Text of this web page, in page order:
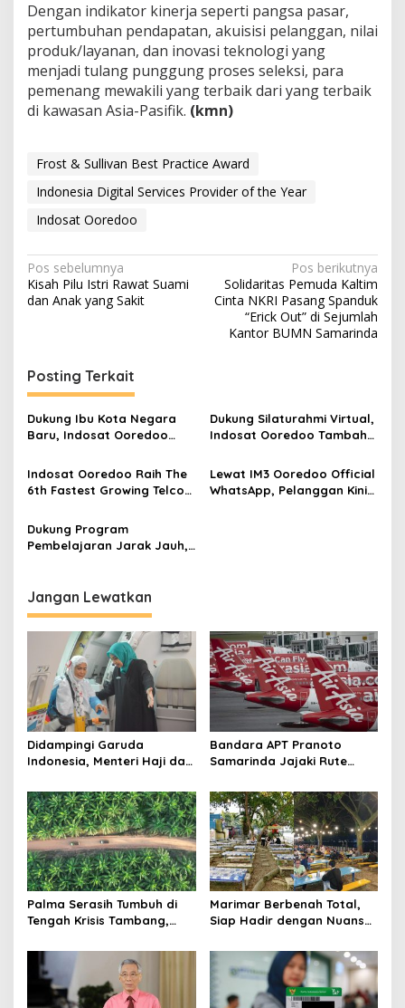
Dengan indikator kinerja seperti pangsa pasar,
pertumbuhan pendapatan, akuisisi pelanggan, nilai
produk/layanan, dan inovasi teknologi yang
menjadi tulang punggung proses seleksi, para
pemenang mewakili yang terbaik dari yang terbaik
di kawasan Asia-Pasifik. (kmn)
Frost & Sullivan Best Practice Award
Indonesia Digital Services Provider of the Year
Indosat Ooredoo
Navigasi
pos
Pos sebelumnya
Kisah Pilu Istri Rawat Suami
dan Anak yang Sakit
Pos berikutnya
Solidaritas Pemuda Kaltim
Cinta NKRI Pasang Spanduk
“Erick Out” di Sejumlah
Kantor BUMN Samarinda
Posting Terkait
Dukung Ibu Kota Negara
Baru, Indosat Ooredoo
Balikpapan
Dukung Silaturahmi Virtual,
Indosat Ooredoo Tambah
Berkualitas Video
Indosat Ooredoo Raih The
6th Fastest Growing Telco
Lewat IM3 Ooredoo Official
WhatsApp, Pelanggan Kini
Dukung Program
Pembelajaran Jarak Jauh,
Rp1
Jangan Lewatkan
Didampingi Garuda
Indonesia, Menteri Haji dan
Kelancaran Penerbangan
Haji di Balikpapan
Bandara APT Pranoto
Samarinda Jajaki Rute
dengan AirAsia
Palma Serasih Tumbuh di
Tengah Krisis Tambang,
Triliun
Marimar Berbenah Total,
Siap Hadir dengan Nuansa